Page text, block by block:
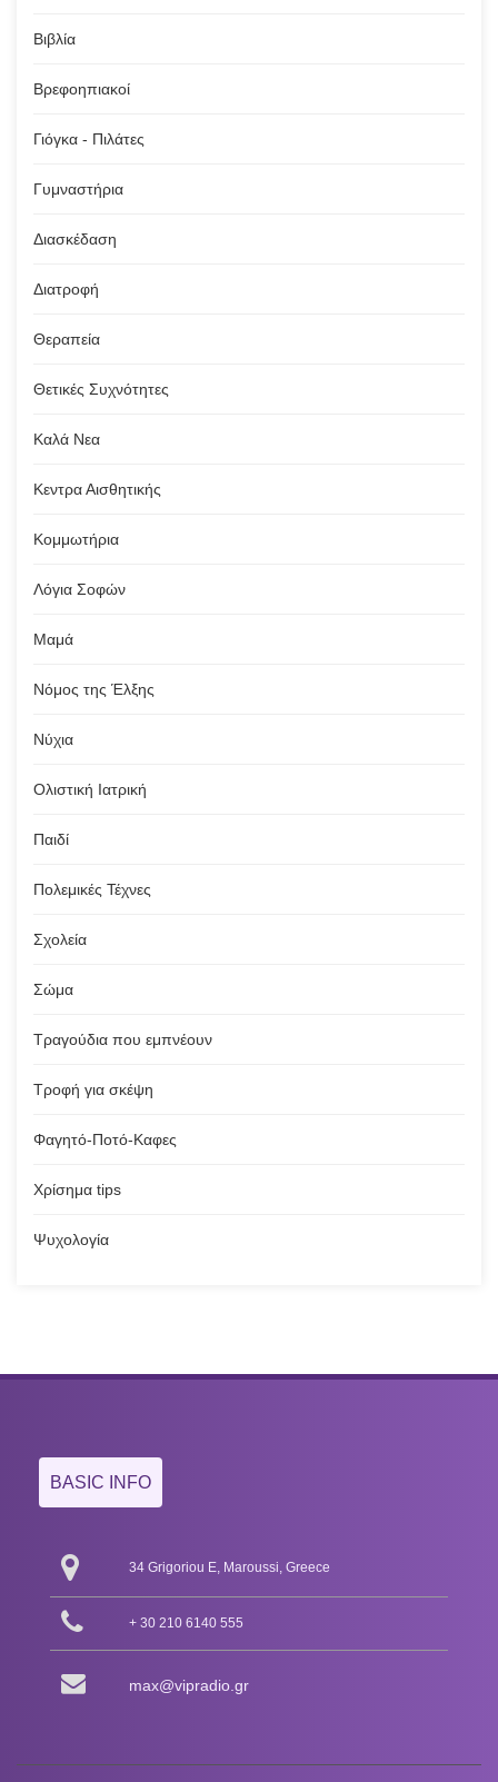
Βιβλία
Βρεφοηπιακοί
Γιόγκα - Πιλάτες
Γυμναστήρια
Διασκέδαση
Διατροφή
Θεραπεία
Θετικές Συχνότητες
Καλά Νεα
Κεντρα Αισθητικής
Κομμωτήρια
Λόγια Σοφών
Μαμά
Νόμος της Έλξης
Νύχια
Ολιστική Ιατρική
Παιδί
Πολεμικές Τέχνες
Σχολεία
Σώμα
Τραγούδια που εμπνέουν
Τροφή για σκέψη
Φαγητό-Ποτό-Καφες
Χρίσημα tips
Ψυχολογία
BASIC INFO
34 Grigoriou E, Maroussi, Greece
+ 30 210 6140 555
max@vipradio.gr